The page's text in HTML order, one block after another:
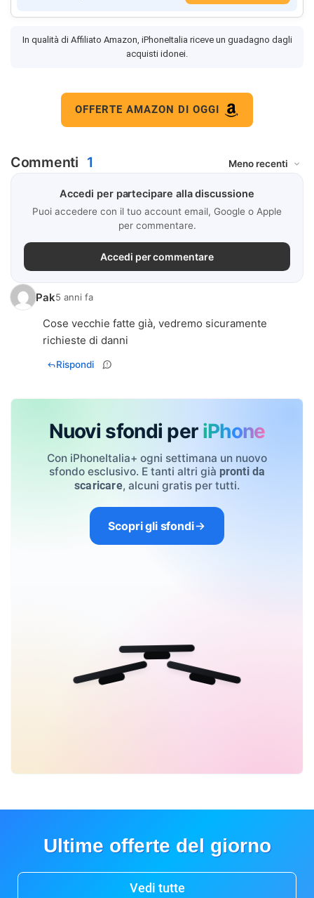
In qualità di Affiliato Amazon, iPhoneItalia riceve un guadagno dagli
acquisti idonei.
OFFERTE AMAZON DI OGGI
Commenti 1
Accedi per partecipare alla discussione
Puoi accedere con il tuo account email, Google o Apple
per commentare.
Accedi per commentare
Pak5 anni fa
Cose vecchie fatte già, vedremo sicuramente
richieste di danni
Rispondi
Nuovi sfondi per iPhone
Con iPhoneItalia+ ogni settimana un nuovo
sfondo esclusivo. E tanti altri già pronti da
scaricare, alcuni gratis per tutti.
Scopri gli sfondi
Ultime offerte del giorno
Vedi tutte